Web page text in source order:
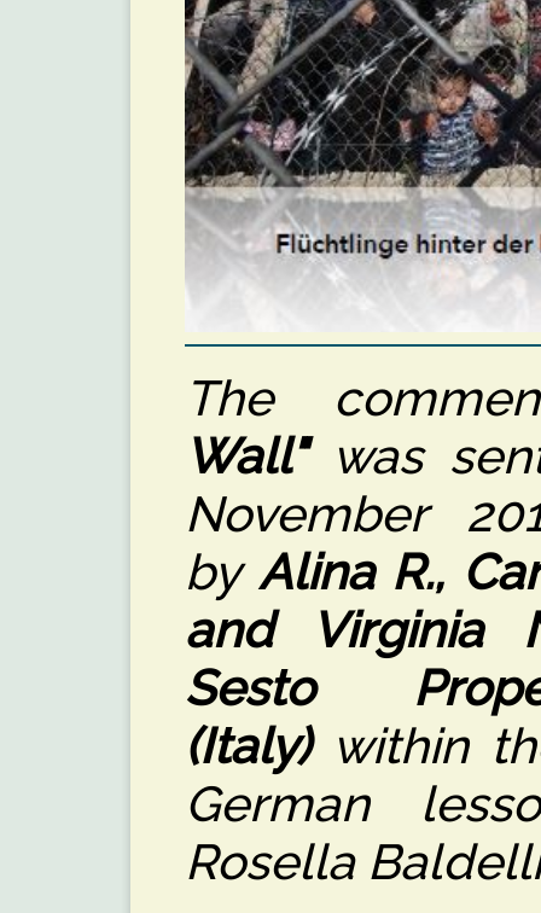
The
Wall"was
November
by Alina R.,
and Virginia
Sesto
(Italy)within
German
Rosella